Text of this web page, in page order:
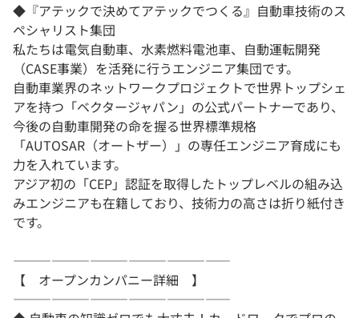
◆『アテックで決めてアテックでつくる』自動車技術のス
ペシャリスト集団
私たちは電気自動車、水素燃料電池車、自動運転開発
（CASE事業）を活発に行うエンジニア集団です。
自動車業界のネットワークプロジェクトで世界トップシェ
アを持つ「ベクタージャパン」の公式パートナーであり、
今後の自動車開発の命を握る世界標準規格
「AUTOSAR（オートザー）」の専任エンジニア育成にも
力を入れています。
アジア初の「CEP」認証を取得したトップレベルの組み込
みエンジニアも在籍しており、技術力の高さは折り紙付き
です。
―――――――――――――――――
【 オープンカンパニー詳細 】
―――――――――――――――――